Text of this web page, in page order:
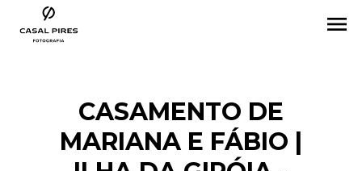
menu
CASAMENTO DE
MARIANA E FÁBIO |